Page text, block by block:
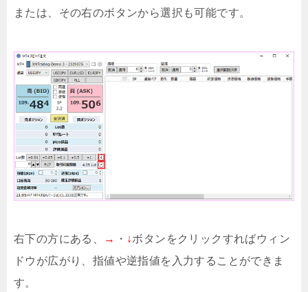
または、その右のボタンから選択も可能です。
右下の方にある、 → ・ ↓ボタンをクリックすればウィン
ドウが広がり、指値や逆指値を入力することができま
す。